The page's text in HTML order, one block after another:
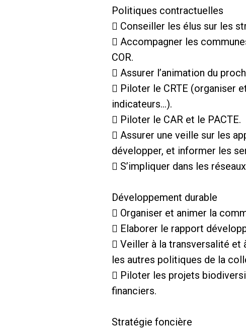
Politiques contractuelles
 Conseiller les élus sur les
 Accompagner les
COR.
 Assurer l’animation du
 Piloter le CRTE (organiser
indicateurs…).
 Piloter le CAR et le PACTE.
 Assurer une veille sur les
développer, et informer les
 S’impliquer dans les
Développement durable
 Organiser et animer la
 Elaborer le rapport
 Veiller à la transversalité
les autres politiques de la
 Piloter les projets
financiers.
Stratégie foncière